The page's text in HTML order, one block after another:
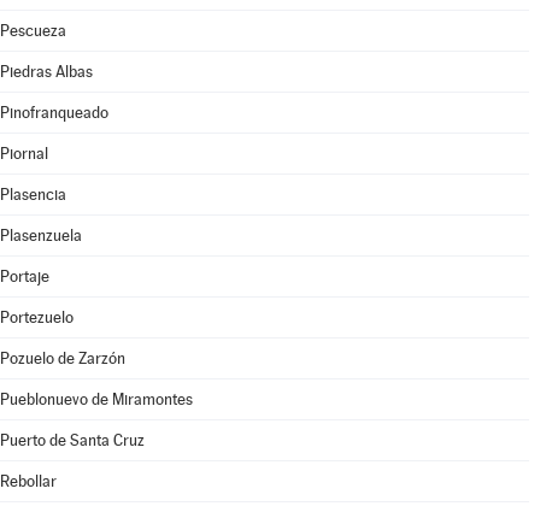
Pescueza
Piedras Albas
Pinofranqueado
Piornal
Plasencia
Plasenzuela
Portaje
Portezuelo
Pozuelo de Zarzón
Pueblonuevo de Miramontes
Puerto de Santa Cruz
Rebollar